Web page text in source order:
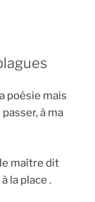
poésie mais
à ma
le maître dit
la place .